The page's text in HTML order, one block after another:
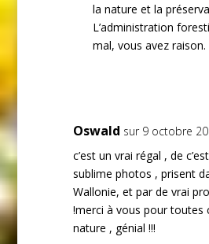
la nature et la
L’administration
mal, vous avez raison.
Oswald sur 9 octobre
c’est un vrai régal , de
sublime photos , prisent
Wallonie, et par de vrai
!merci à vous pour toutes
nature , génial !!!